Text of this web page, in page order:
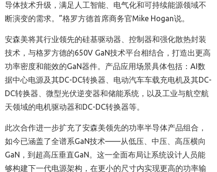
导体技术升级，满足人工智能、电气化和可持续能源领域不
断演变的需求。”格罗方德首席商务官Mike Hogan说。
安森美将其行业领先的硅基驱动器、控制器和强化散热封装
技术，与格罗方德的650V GaN技术平台相结合，打造出更高
功率密度和能效的GaN器件。产品应用场景具体包括：AI数
据中心电源及其DC-DC转换器、电动汽车车载充电机及其DC-
DC转换器、微型光伏逆变器和储能系统，以及工业与航空航
天领域的电机驱动器和DC-DC转换器等。
此次合作进一步扩充了安森美领先的功率半导体产品组合，
如今已涵盖了全谱系GaN技术——从低压、中压、高压横向
GaN，到超高压垂直GaN。这一全面布局让系统设计人员能
够构建下一代电源架构，在更小的尺寸内实现更高的功率输